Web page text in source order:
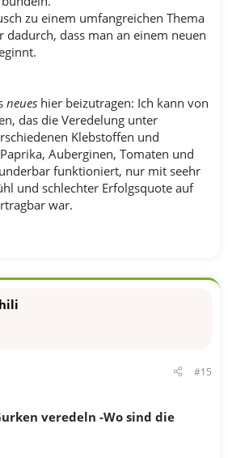
zu einem umfangreichen Thema
dass man an einem neuen
neues hier beizutragen: Ich kann von
das die Veredelung unter
Klebstoffen und
Auberginen, Tomaten und
funktioniert, nur mit seehr
und schlechter Erfolgsquote auf
war.
#15
veredeln -Wo sind die